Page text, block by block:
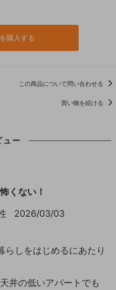
購入する
この商品について問い合わせる
買い物を続ける
ュー
くない！
2026/03/03
らしをはじめるにあたり
井の低いアパートでも